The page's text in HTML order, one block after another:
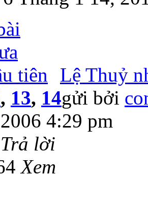
Lệ Thuỷ
, 13, 14gửi bởi
4:29 pm
Trả lời
Xem